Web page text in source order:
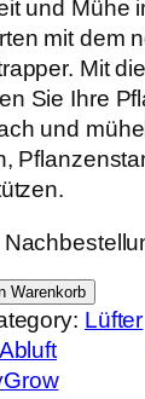
k
t
u
e
l
l
e
P
r
e
i
s
und Mühe
mit dem
Mit
Sie Ihre
und
Warenkorb
Lüfter